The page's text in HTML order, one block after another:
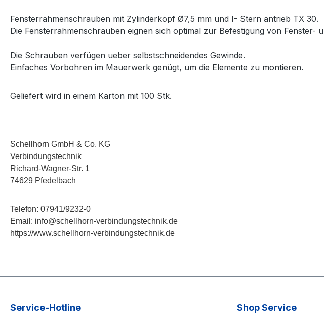
Fensterrahmenschrauben mit Zylinderkopf Ø7,5 mm und I- Stern antrieb TX 30.
Die Fensterrahmenschrauben eignen sich optimal zur Befestigung von
Die Schrauben verfügen ueber selbstschneidendes Gewinde.
Einfaches Vorbohren im Mauerwerk genügt, um die Elemente zu montieren.
Geliefert wird in einem Karton mit 100 Stk.
Schellhorn GmbH & Co. KG
Verbindungstechnik
Richard-Wagner-Str. 1
74629 Pfedelbach
Telefon: 07941/9232-0
Email: info@schellhorn-verbindungstechnik.de
https://www.schellhorn-verbindungstechnik.de
Service-Hotline Shop Service